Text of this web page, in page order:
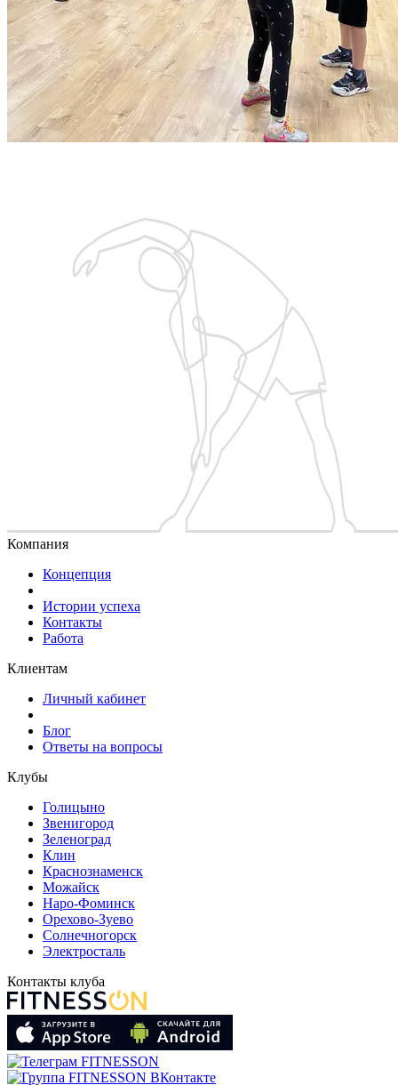
Компания
Концепция
Истории успеха
Контакты
Работа
Клиентам
Личный кабинет
Блог
Ответы на вопросы
Клубы
Голицыно
Звенигород
Зеленоград
Клин
Краснознаменск
Можайск
Наро-Фоминск
Орехово-Зуево
Солнечногорск
Электросталь
Контакты клуба